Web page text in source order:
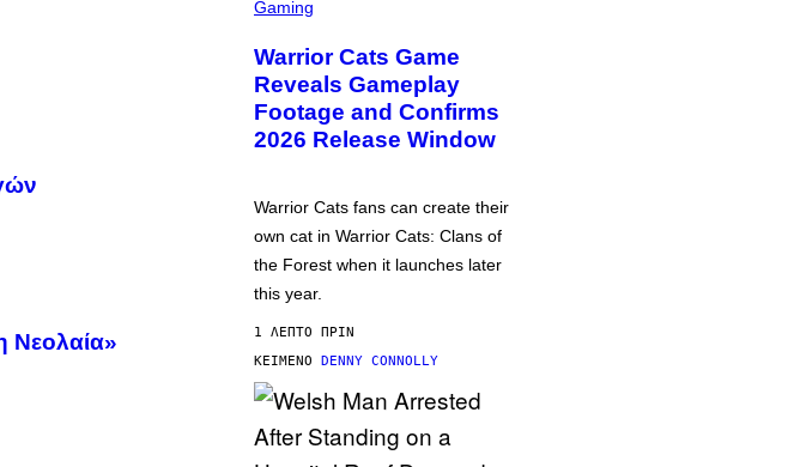
Νεολαία»
C
E
N
S
H
O
T
R
I
L
M
A
K
A
M
E
Gaming
Warrior Cats Game
Reveals Gameplay
Footage and Confirms
2026 Release Window
Warrior Cats fans can create their
own cat in Warrior Cats: Clans of
the Forest when it launches later
this year.
1 ΛΕΠΤΌ ΠΡΙΝ
ΚΕΊΜΕΝΟ DENNY CONNOLLY